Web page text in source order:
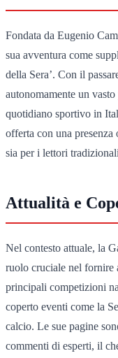
Fondata da Eugenio
sua avventura come
della Sera’. Con il
autonomamente un
quotidiano sportivo in
offerta con una
sia per i lettori
Attualità e
Nel contesto attuale, la
ruolo cruciale nel fornire
principali competizioni
coperto eventi come la
calcio. Le sue pagine
commenti di esperti, il